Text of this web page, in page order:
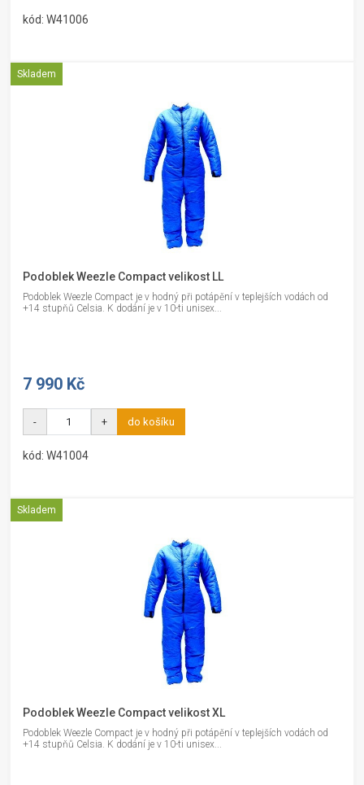
kód: W41006
Skladem
Podoblek Weezle Compact velikost LL
Podoblek Weezle Compact je v hodný při potápění v teplejších vodách od
+14 stupňů Celsia. K dodání je v 10-ti unisex...
7 990 Kč
- + do košíku
kód: W41004
Skladem
Podoblek Weezle Compact velikost XL
Podoblek Weezle Compact je v hodný při potápění v teplejších vodách od
+14 stupňů Celsia. K dodání je v 10-ti unisex...